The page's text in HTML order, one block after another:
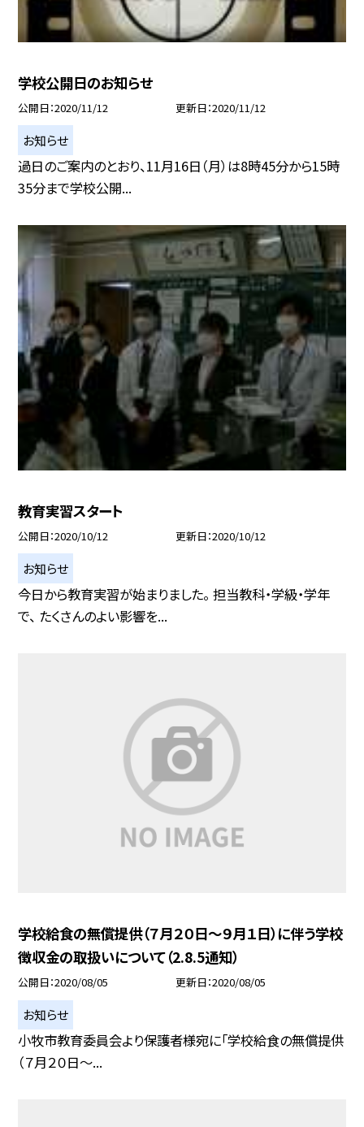
学校公開日のお知らせ
公開日 2020/11/12 更新日 2020/11/12
お知らせ
過日のご案内のとおり、11月16日（月）は8時45分から15時
35分まで学校公開...
教育実習スタート
公開日 2020/10/12 更新日 2020/10/12
お知らせ
今日から教育実習が始まりました。 担当教科・学級・学年
で、 たくさんのよい影響を...
学校給食の無償提供（７月２０日〜９月１日）に伴う学校
徴収金の取扱いについて（2.8.5通知）
公開日 2020/08/05 更新日 2020/08/05
お知らせ
小牧市教育委員会より保護者様宛に「学校給食の無償提供
（７月２０日〜...